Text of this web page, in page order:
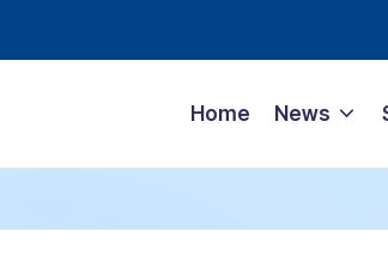
Home News